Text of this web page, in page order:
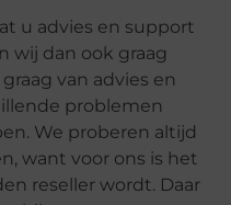
u advies en support
wij dan ook graag
van advies en
problemen
We proberen altijd
want voor ons is het
reseller wordt. Daar